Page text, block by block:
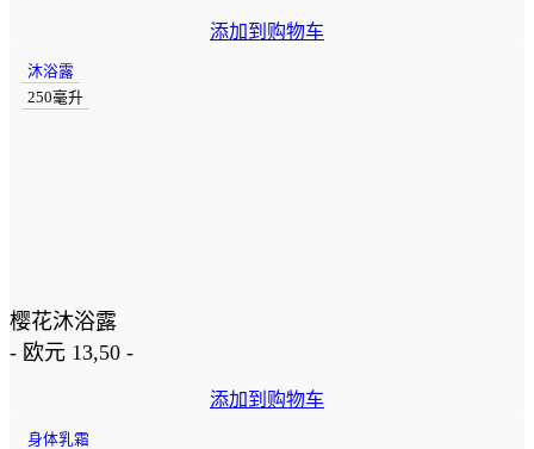
添加到购物车
沐浴露
250毫升
樱花沐浴露
- 欧元 13,50 -
添加到购物车
身体乳霜